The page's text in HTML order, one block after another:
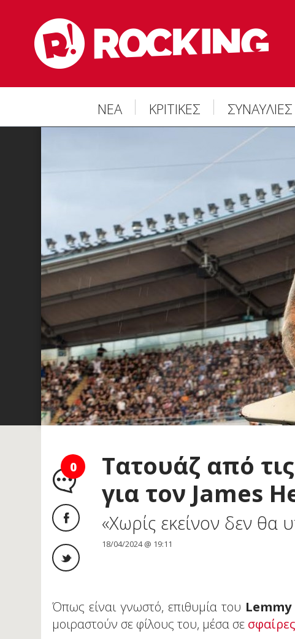
ΝΕΑ ΚΡΙΤΙΚΕΣ ΣΥΝΑΥΛΙΕΣ
0
Τατουάζ από
για τον James
«Χωρίς εκείνον δεν θα
18/04/2024 @ 19:11
Όπως είναι γνωστό, επιθυμία του Lemmy
μοιραστούν σε φίλους του, μέσα σε σφαίρες